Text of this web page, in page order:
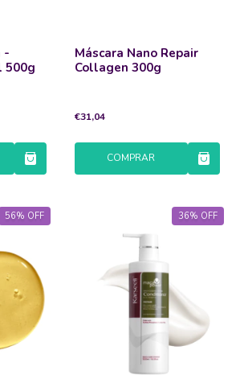
-
500g
Máscara Nano Repair
Collagen 300g
€31,04
COMPRAR
56% OFF 36% OFF